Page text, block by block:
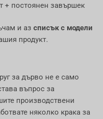
+ постоянен завършек
и аз списък с модели
продукт.
за дърво не е само
въпрос за
производствени
няколко крака за